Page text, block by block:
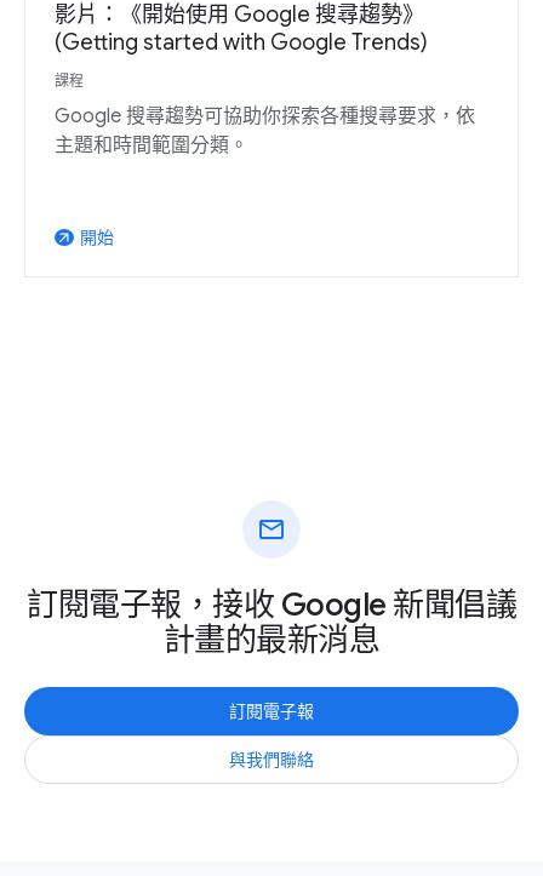
影片：《開始使用 Google 搜尋趨勢》
(Getting started with Google Trends)
課程
Google 搜尋趨勢可協助你探索各種搜尋要求，依
主題和時間範圍分類。
arrow_outward 開始
mail
訂閱電子報，接收 Google 新聞倡議
計畫的最新消息
訂閱電子報
與我們聯絡